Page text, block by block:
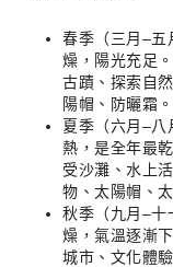
春季（三月–五
燥，陽光充足
古蹟、探索自
陽帽、防曬霜。
夏季（六月–
熱，是全年最
受沙灘、水上
物、太陽帽、
秋季（九月–十
燥，氣溫逐漸
城市、文化體